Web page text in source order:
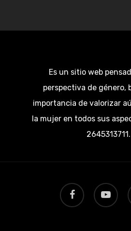
Es un sitio web
perspectiva de género,
importancia de valorizar
la mujer en todos sus
2645313711.
facebook youtube